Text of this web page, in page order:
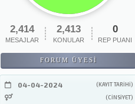
2,414
MESAJLAR
2,413
KONULAR
0
REP PUANI
FORUM ÜYESI
04-04-2024
(KAYIT TARIHI)
(CINSIYET)